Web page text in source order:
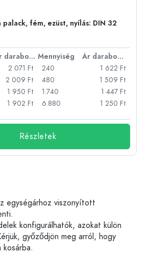
palack, fém, ezüst, nyílás: DIN 32
Ár darabonként Mennyiség
Ár darabonként
2 071 Ft
2 009 Ft
1 950 Ft
1 902 Ft
240
1 622 Ft
480
1 509 Ft
1.740
1 447 Ft
6.880
1 250 Ft
Részletek
egységárhoz viszonyított
konfigurálhatók, azokat külön
győződjön meg arról, hogy